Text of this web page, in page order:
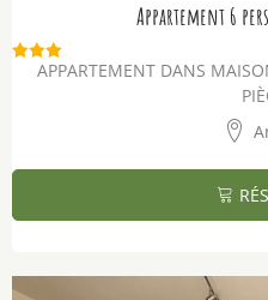
Appartement 6
APPARTEMENT DANS